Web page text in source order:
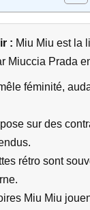
: Miu Miu est la
Miuccia Prada
féminité,
sur des
rétro sont
Miu Miu